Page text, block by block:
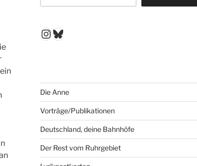
Instagram
Bluesky
Die Anne
Vorträge/Publikationen
Deutschland, deine Bahnhöfe
Der Rest vom Ruhrgebiet